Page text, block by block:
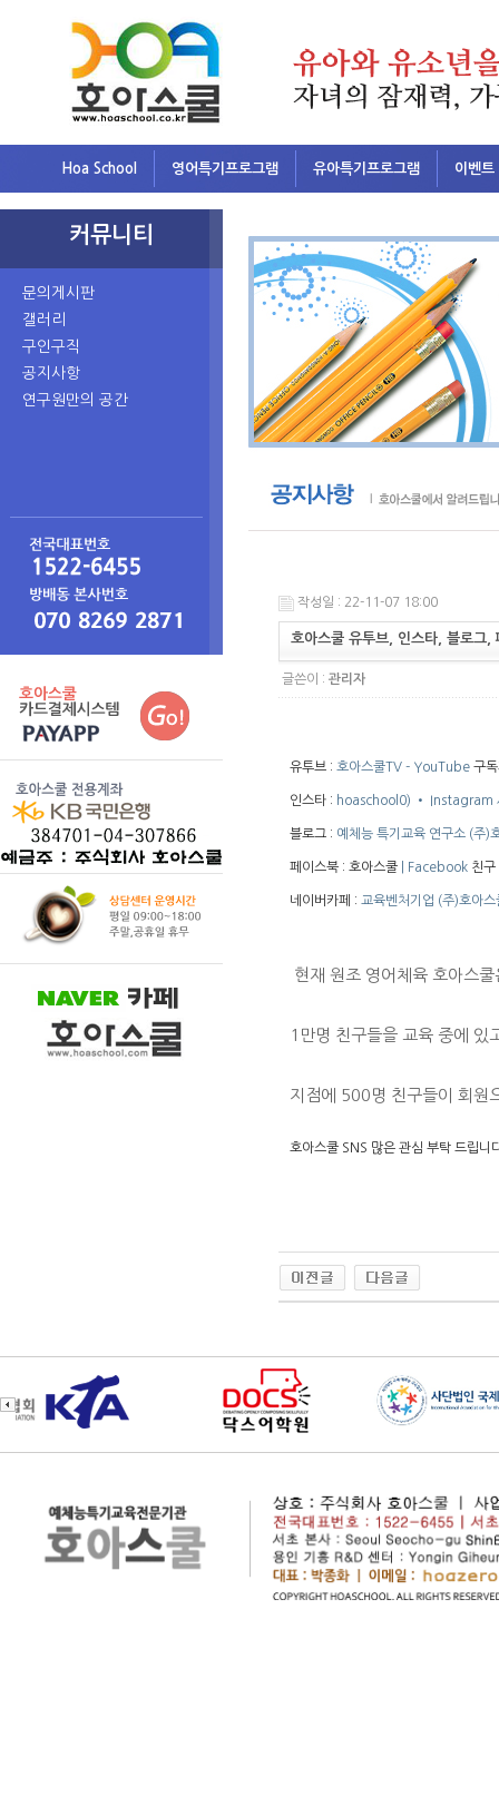
Hoa School 영어특기프로그램 유아특기프로그램 이벤트
커뮤니티
문의게시판
갤러리
구인구직
공지사항
연구원만의 공간
작성일 : 22-11-07 18:00
호아스쿨 유투브, 인스타, 블로그,
글쓴이 : 관리자
유투브 : 호아스쿨TV - YouTube 구
인스타 : hoaschool0) • Instagram
블로그 : 예체능 특기교육 연구소 (주
페이스북 : 호아스쿨 | Facebook 친
네이버카페 : 교육벤처기업 (주)호아
현재 원조 영어체육 호아스
1만명 친구들을 교육 중에 있
지점에 500명 친구들이 회원
호아스쿨 SNS 많은 관심 부탁 드립니